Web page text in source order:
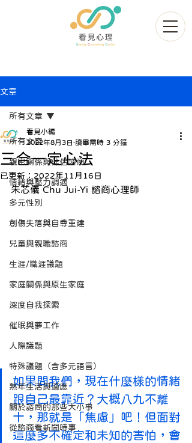
文章
所有文章
親密關係與伴侶諮商
情緒與壓力調適
多元性別
創傷失落與自尊重建
兒童與親職諮商
生涯/職涯議題
家庭關係與原生家庭
深度自我探索
催眠與夢工作
人際議題
特殊議題（含多元語言）
熟年生活與適應
關於諮商的那些大小事
從諮商看新聞時事
所有文章
三合一定心法
看見小編
2022年8月3日 讀畢需時 3 分鐘
已更新： 2022年11月16日
朱芯儀 Chu Jui-Yi 諮商心理師
如果問我們，現在什麼樣的情緒
跟自己最靠近？大概八九不離
十，那就是「焦慮」吧！但面對
這麼多不確定和未知的害怕，會